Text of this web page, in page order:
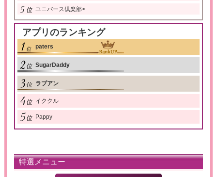
ユニバース倶楽部>
アプリのランキング
paters
SugarDaddy
ラブアン
イククル
Pappy
特選メニュー